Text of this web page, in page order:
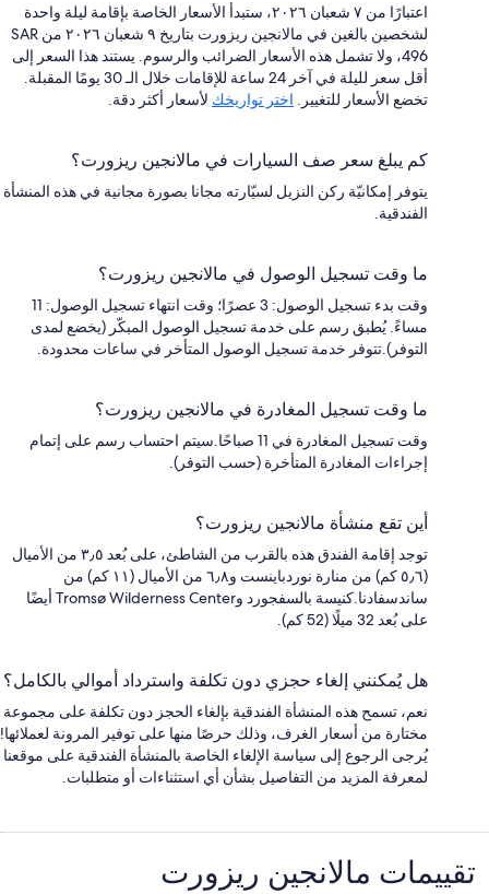
اعتبارًا من ٧ شعبان ٢٠٢٦، ستبدأ الأسعار الخاصة بإقامة ليلة واحدة
لشخصين بالغين في مالانجين ريزورت بتاريخ ٩ شعبان ٢٠٢٦ من SAR
496، ولا تشمل هذه الأسعار الضرائب والرسوم. يستند هذا السعر إلى
أقل سعر لليلة في آخر 24 ساعة للإقامات خلال الـ 30 يومًا المقبلة.
تخضع الأسعار للتغيير. اختر تواريخك لأسعار أكثر دقة.
كم يبلغ سعر صف السيارات في مالانجين ريزورت؟
يتوفر إمكانيّة ركن النزيل لسيّارته مجانا بصورة مجانية في هذه المنشأة
الفندقية.
ما وقت تسجيل الوصول في مالانجين ريزورت؟
وقت بدء تسجيل الوصول: 3 عصرًا؛ وقت انتهاء تسجيل الوصول: 11
مساءً. يُطبق رسم على خدمة تسجيل الوصول المبكّر (يخضع لمدى
التوفر).تتوفر خدمة تسجيل الوصول المتأخر في ساعات محدودة.
ما وقت تسجيل المغادرة في مالانجين ريزورت؟
وقت تسجيل المغادرة في 11 صباحًا.سيتم احتساب رسم على إتمام
إجراءات المغادرة المتأخرة (حسب التوفر).
أين تقع منشأة مالانجين ريزورت؟
توجد إقامة الفندق هذه بالقرب من الشاطئ، على بُعد ٣٫٥ من الأميال
(٥٫٦ كم) من منارة نوردباينست و٦٫٨ من الأميال (١١ كم) من
ساندسفادنا.كنيسة بالسفجورد وTromsø Wilderness Center أيضًا
على بُعد 32 ميلًا (52 كم).
هل يُمكنني إلغاء حجزي دون تكلفة واسترداد أموالي بالكامل؟
نعم، تسمح هذه المنشأة الفندقية بإلغاء الحجز دون تكلفة على مجموعة
مختارة من أسعار الغرف، وذلك حرصًا منها على توفير المرونة لعملائها!
يُرجى الرجوع إلى سياسة الإلغاء الخاصة بالمنشأة الفندقية على موقعنا
لمعرفة المزيد من التفاصيل بشأن أي استثناءات أو متطلبات.
التقييمات
تقييمات ⁦مالانجين ريزورت⁩